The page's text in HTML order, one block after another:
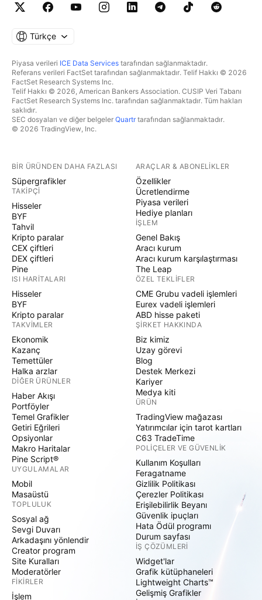
Türkçe
Piyasa verileri ICE Data Services tarafından sağlanmaktadır.
Referans verileri FactSet tarafından sağlanmaktadır. Telif Hakkı © 2026
FactSet Research Systems Inc.
Telif Hakkı © 2026, American Bankers Association. CUSIP Veri Tabanı
FactSet Research Systems Inc. tarafından sağlanmaktadır. Tüm hakları
saklıdır.
SEC dosyaları ve diğer belgeler Quartrtarafından sağlanmaktadır.
© 2026 TradingView, Inc.
BIR ÜRÜNDEN DAHA FAZLASI
Süpergrafikler
TAKIPÇI
Hisseler
BYF
Tahvil
Kripto paralar
CEX çiftleri
DEX çiftleri
Pine
ISI HARITALARI
Hisseler
BYF
Kripto paralar
TAKVIMLER
Ekonomik
Kazanç
Temettüler
Halka arzlar
DIĞER ÜRÜNLER
Haber Akışı
Portföyler
Temel Grafikler
Getiri Eğrileri
Opsiyonlar
Makro Haritalar
Pine Script®
UYGULAMALAR
Mobil
Masaüstü
TOPLULUK
Sosyal ağ
Sevgi Duvarı
Arkadaşını yönlendir
Creator program
Site Kuralları
Moderatörler
FIKIRLER
İşlem
ARAÇLAR & ABONELIKLER
Özellikler
Ücretlendirme
Piyasa verileri
Hediye planları
İŞLEM
Genel Bakış
Aracı kurum
Aracı kurum karşılaştırması
The Leap
ÖZEL TEKLIFLER
CME Grubu vadeli işlemleri
Eurex vadeli işlemleri
ABD hisse paketi
ŞIRKET HAKKINDA
Biz kimiz
Uzay görevi
Blog
Destek Merkezi
Kariyer
Medya kiti
ÜRÜN
TradingView mağazası
Yatırımcılar için tarot kartları
C63 TradeTime
POLIÇELER VE GÜVENLIK
Kullanım Koşulları
Feragatname
Gizlilik Politikası
Çerezler Politikası
Erişilebilirlik Beyanı
Güvenlik ipuçları
Hata Ödül programı
Durum sayfası
İŞ ÇÖZÜMLERI
Widget'lar
Grafik kütüphaneleri
Lightweight Charts™
Gelişmiş Grafikler